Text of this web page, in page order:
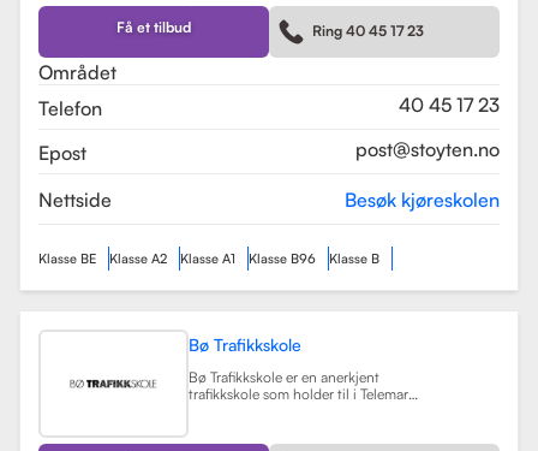
kurs som trafikalt grunnkurs og
mørkekjøring. Skolen er kjent for sin
fleksibilitet og tilpasning til elevenes
behov, noe som gjør
Få et tilbud Ring 40 45 17 23
Området
Telefon
40 45 17 23
Epost
post@stoyten.no
Nettside Besøk kjøreskolen
Klasse BE Klasse A2 Klasse A1 Klasse B96 Klasse B
Bø Trafikkskole
Bø Trafikkskole er en anerkjent
trafikkskole som holder til i Telemark,
elever. Skolen tilbyr opplæring for